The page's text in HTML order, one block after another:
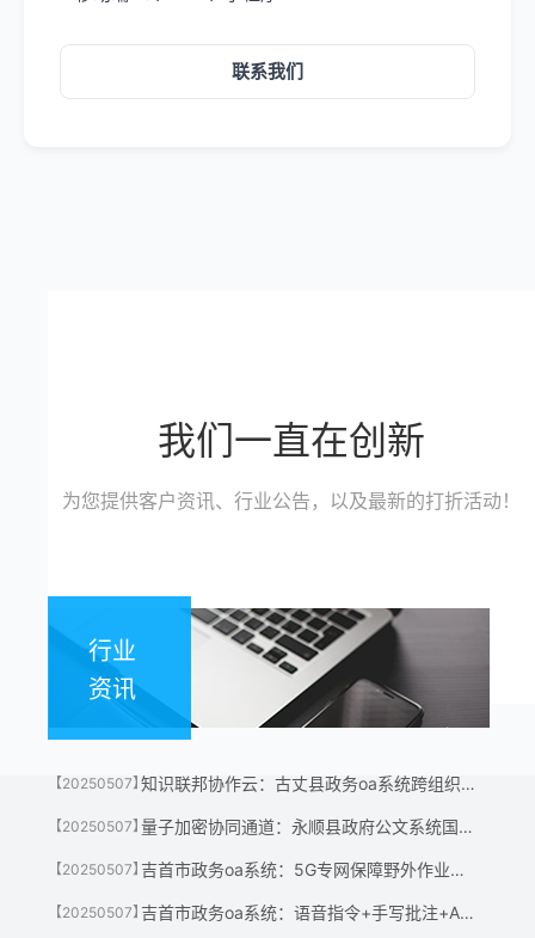
联系我们
我们一直在创新
为您提供客户资讯、行业公告，以及最新的打折活动！
行业
资讯
【20250507】 知识联邦协作云：古丈县政务oa系统跨组织数据安全碰撞，智能生成联合方案
【20250507】 量子加密协同通道：永顺县政府公文系统国密算法+抗量子攻击保障敏感协作数据安全
【20250507】 吉首市政务oa系统：5G专网保障野外作业人员秒级接入审批流程
【20250507】 吉首市政务oa系统：语音指令+手写批注+AI摘要生成三合一协作系统